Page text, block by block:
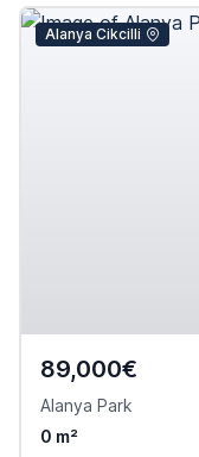
Alanya Cikcilli
89,000€
Alanya Park
0 m²